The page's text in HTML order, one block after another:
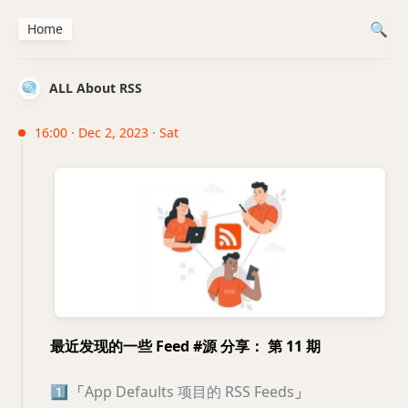
ALL About RSS
16:00 · Dec 2, 2023 · Sat
最近发现的一些 Feed #源 分享： 第 11 期
1️⃣ 「App Defaults 项目的 RSS Feeds 」
Home